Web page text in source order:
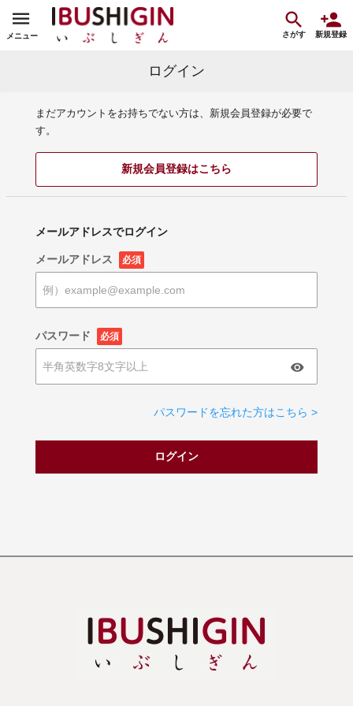
メニュー さがす 新規登録
ログイン
まだアカウントをお持ちでない方は、新規会員登録が必要で
す。
新規会員登録はこちら
メールアドレスでログイン
メールアドレス 必須
パスワード 必須
パスワードを忘れた方はこちら >
ログイン